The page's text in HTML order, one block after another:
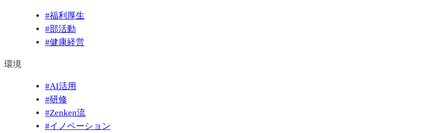
#福利厚生
#部活動
#健康経営
環境
#AI活用
#研修
#Zenken流
#イノベーション